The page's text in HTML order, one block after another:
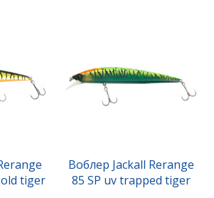
tiger
Воблер Jackall Rerange
85 SP uv trapped tiger